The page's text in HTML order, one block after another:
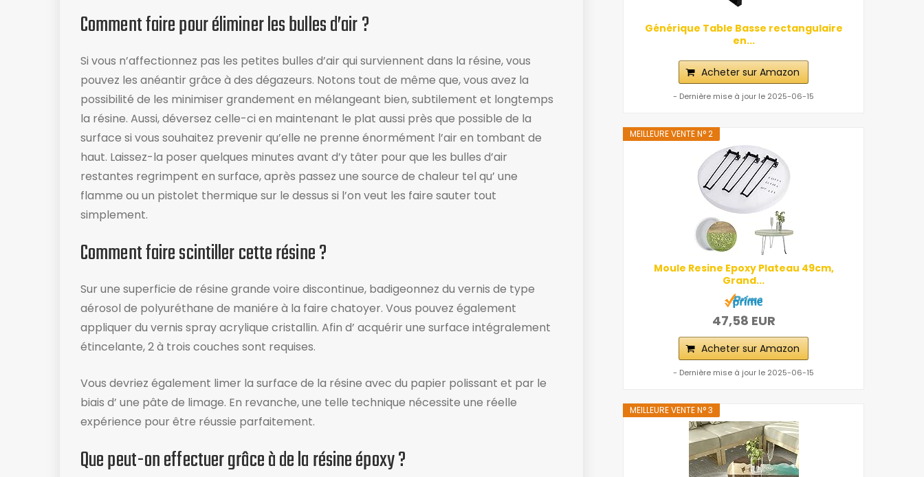
Comment faire pour éliminer les bulles d’air ?
Si vous n’affectionnez pas les petites bulles d’air qui surviennent dans la résine, vous
pouvez les anéantir grâce à des dégazeurs. Notons tout de même que, vous avez la
possibilité de les minimiser grandement en mélangeant bien, subtilement et longtemps
la résine. Aussi, déversez celle-ci en maintenant le plat aussi près que possible de la
surface si vous souhaitez prevenir qu’elle ne prenne énormément l’air en tombant de
haut. Laissez-la poser quelques minutes avant d’y tâter pour que les bulles d’air
restantes regrimpent en surface, après passez une source de chaleur tel qu’ une
flamme ou un pistolet thermique sur le dessus si l’on veut les faire sauter tout
simplement.
Comment faire scintiller cette résine ?
Sur une superficie de résine grande voire discontinue, badigeonnez du vernis de type
aérosol de polyuréthane de maniére à la faire chatoyer. Vous pouvez également
appliquer du vernis spray acrylique cristallin. Afin d’ acquérir une surface intégralement
étincelante, 2 à trois couches sont requises.
Vous devriez également limer la surface de la résine avec du papier polissant et par le
biais d’ une pâte de limage. En revanche, une telle technique nécessite une réelle
expérience pour être réussie parfaitement.
Que peut-on effectuer grâce à de la résine époxy ?
Générique Table Basse rectangulaire
en...
Acheter sur Amazon
- Dernière mise à jour le 2025-06-15
MEILLEURE VENTE N° 2
Moule Resine Epoxy Plateau 49cm,
Grand...
47,58 EUR
Acheter sur Amazon
- Dernière mise à jour le 2025-06-15
MEILLEURE VENTE N° 3